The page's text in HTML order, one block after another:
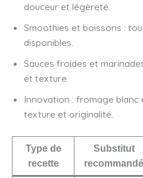
douceur et légèreté.
Smoothies et boissons :
disponibles.
Sauces froides et
et texture.
Innovation : fromage blanc
texture et originalité.
Type de
recette
Substitut
recommandé